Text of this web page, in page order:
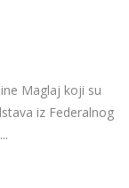
Maglaj koji su
iz Federalnog